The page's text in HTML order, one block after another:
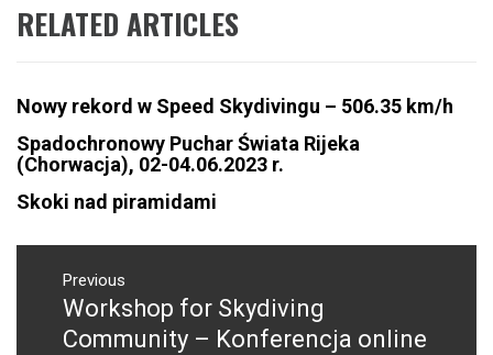
RELATED ARTICLES
Nowy rekord w Speed Skydivingu – 506.35 km/h
Spadochronowy Puchar Świata Rijeka
(Chorwacja), 02-04.06.2023 r.
Skoki nad piramidami
NAWIGACJA
WPISUPrevious
Previous
post:
Workshop for Skydiving
Community – Konferencja online